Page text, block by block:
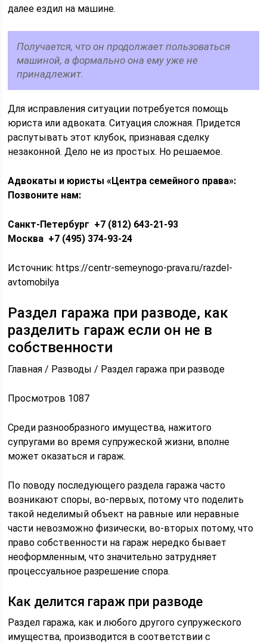
далее ездил на машине.
Получается, что он продолжает пользоваться
машиной, а формально она ему уже не
принадлежит.
Для исправления ситуации потребуется помощь
юриста или адвоката. Ситуация сложная. Придется
распутывать этот клубок, признавая сделку
незаконной. Дело не из простых. Но решаемое.
Адвокаты и юристы «Центра семейного права»:
Позвоните нам:
Санкт-Петербург +7 (812) 643-21-93
Москва +7 (495) 374-93-24
Источник:https://centr-semeynogo-prava.ru/razdel-
avtomobilya
Раздел гаража при разводе, как
разделить гараж если он не в
собственности
Главная / Разводы / Раздел гаража при разводе
Просмотров 1087
Среди разнообразного имущества, нажитого
супругами во время супружеской жизни, вполне
может оказаться и гараж.
По поводу последующего раздела гаража часто
возникают споры, во-первых, потому что поделить
такой неделимый объект на равные или неравные
части невозможно физически, во-вторых потому, что
право собственности на гараж нередко бывает
неоформленным, что значительно затрудняет
процессуальное разрешение спора.
Как делится гараж при разводе
Раздел гаража, как и любого другого супружеского
имущества, производится в соответствии с